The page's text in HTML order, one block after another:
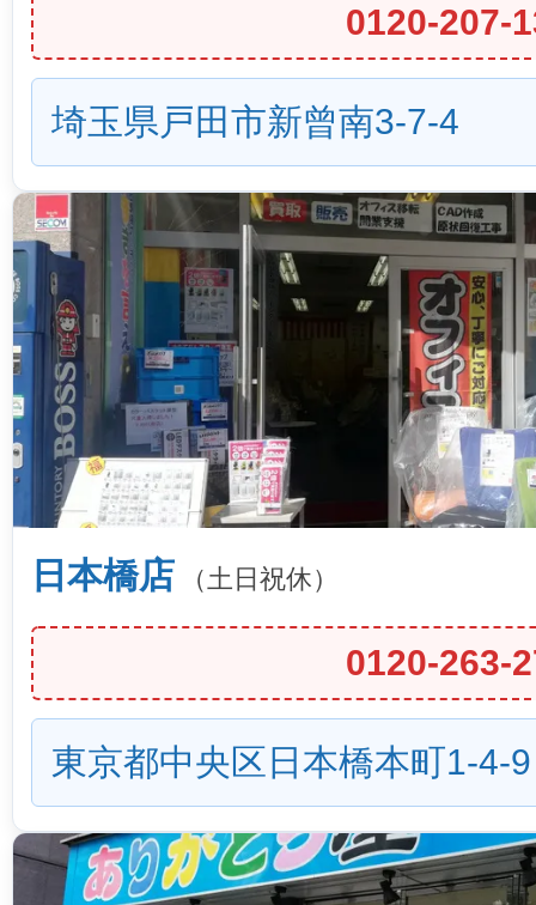
0120-207-
埼玉県戸田市新曾南3-7-4
日本橋店 （土日祝休）
0120-263-
東京都中央区日本橋本町1-4-9